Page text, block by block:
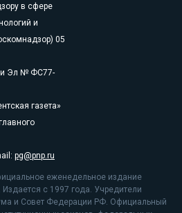
в сфере
и
05
Эл № ФС77-
газета»
pg@pnp.ru
еженедельное издание
с 1997 года. Учредители
и Совет Федерации РФ. Официальный